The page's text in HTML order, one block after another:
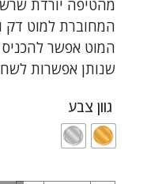
המחוברת למוט דק
המוט אפשר
שנותן אפשרות
גוון צבע